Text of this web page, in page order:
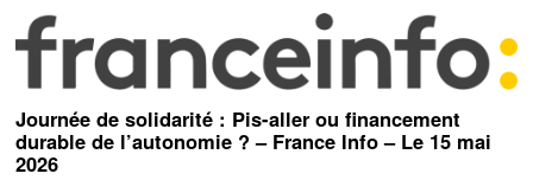
Journée de solidarité : Pis-aller ou financement
durable de l’autonomie ? – France Info – Le 15 mai
2026